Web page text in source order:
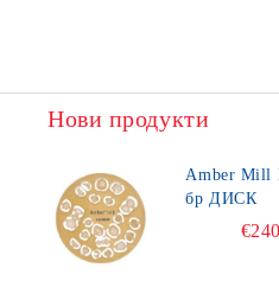
Нови продукти
Amber Mill H98 12
бр ДИСК